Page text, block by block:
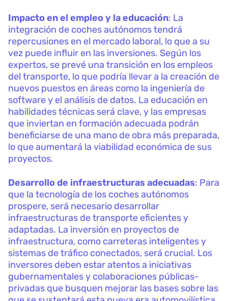
Impacto en el empleo y la educación: La
integración de coches autónomos tendrá
repercusiones en el mercado laboral, lo que a su
vez puede influir en las inversiones. Según los
expertos, se prevé una transición en los empleos
del transporte, lo que podría llevar a la creación de
nuevos puestos en áreas como la ingeniería de
software y el análisis de datos. La educación en
habilidades técnicas será clave, y las empresas
que inviertan en formación adecuada podrán
beneficiarse de una mano de obra más preparada,
lo que aumentará la viabilidad económica de sus
proyectos.
Desarrollo de infraestructuras adecuadas: Para
que la tecnología de los coches autónomos
prospere, será necesario desarrollar
infraestructuras de transporte eficientes y
adaptadas. La inversión en proyectos de
infraestructura, como carreteras inteligentes y
sistemas de tráfico conectados, será crucial. Los
inversores deben estar atentos a iniciativas
gubernamentales y colaboraciones públicas-
privadas que busquen mejorar las bases sobre las